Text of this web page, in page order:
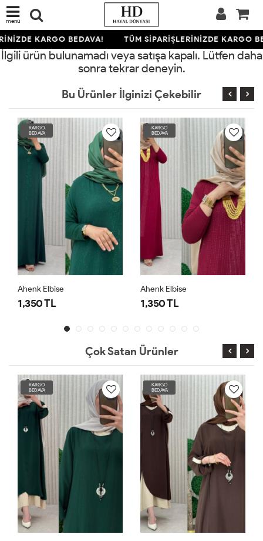
menü
KARGO BEDAVA! TÜM SİPARİŞLERİNİZDE KARGO
İlgili ürün bulunamadı veya satışa kapalı. Lütfen daha
sonra tekrar deneyin.
Bu Ürünler İlginizi Çekebilir
KARGO
BEDAVA
Ahenk Elbise
1,350 TL
KARGO
BEDAVA
Ahenk Elbise
1,350 TL
Çok Satan Ürünler
KARGO
BEDAVA
KARGO
BEDAVA